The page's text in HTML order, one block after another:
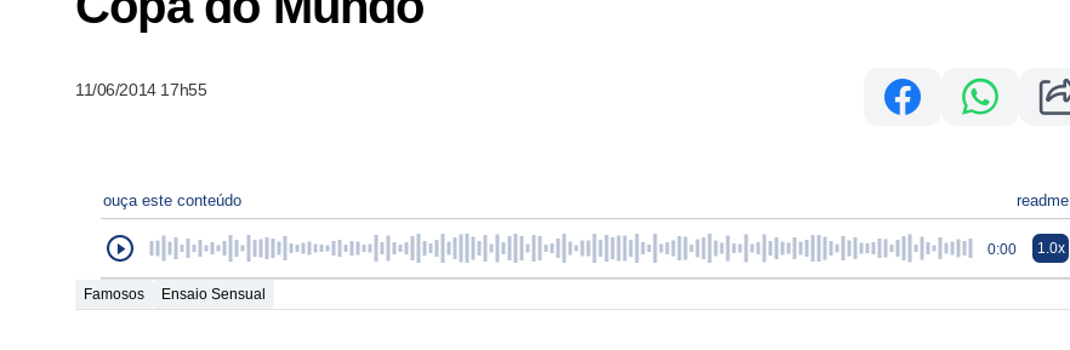
11/06/2014 17h55
ouça este conteúdo readme
0:00 1.0x
Famosos Ensaio Sensual